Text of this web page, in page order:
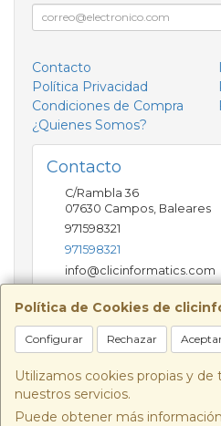
Política de Cookies de
Configurar Rechazar
Utilizamos cookies propias y de
nuestros servicios.
Puede obtener más
Contacto
Política Privacidad
Condiciones de Compra
¿Quienes Somos?
Contacto
C/Rambla 36
07630 Campos Baleares
971598321
971598321
info@clicinformatics.com
Horario
De lunes a viernes 9:00-13:30/
10:00-13:00